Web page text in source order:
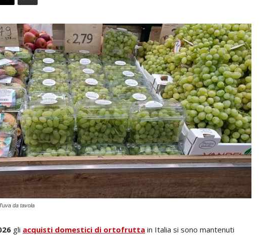
da tavola
gli acquisti domestici di ortofrutta in Italia si sono mantenuti